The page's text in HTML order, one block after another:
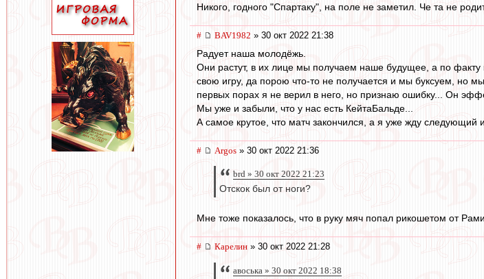
Никого, годного "Спартаку", на поле не заметил. Че та не
# BAV1982 » 30 окт 2022 21:38
Радует наша молодёжь.
Они растут, в их лице мы получаем наше будущее, а по
свою игру, да порою что-то не получается и мы буксуем, но
первых порах я не верил в него, но признаю ошибку... Он
Мы уже и забыли, что у нас есть КейтаБальде...
А самое крутое, что матч закончился, а я уже жду следующий
# Argos » 30 окт 2022 21:36
brd » 30 окт 2022 21:23
Отскок был от ноги?
Мне тоже показалось, что в руку мяч попал рикошетом от
# Карелин » 30 окт 2022 21:28
авоська » 30 окт 2022 18:38